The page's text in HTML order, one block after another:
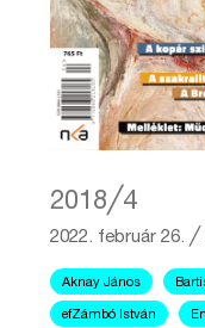
2018╱4
2022. február 26. ╱
Aknay János
efZámbó István